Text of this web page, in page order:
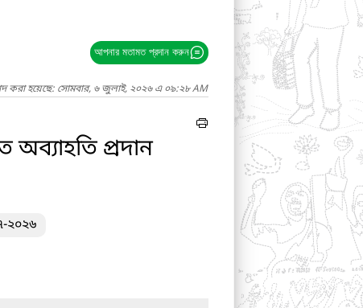
আপনার মতামত প্রদান করুন
করা হয়েছে: সোমবার, ৬ জুলাই, ২০২৬ এ ০৯:২৮ AM
অব্যাহতি প্রদান
২০২৬